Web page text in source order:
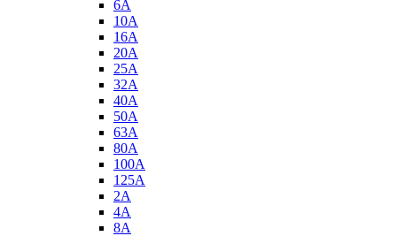
6A
10A
16A
20A
25А
32A
40A
50A
63A
80A
100A
125A
2A
4A
8A